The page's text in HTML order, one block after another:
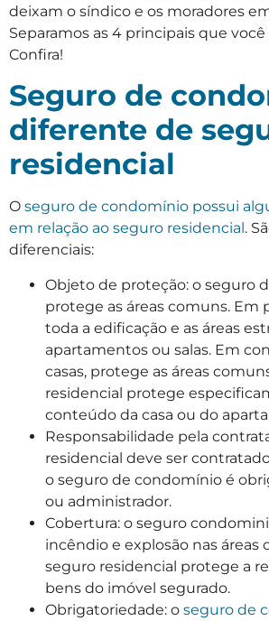
deixam o síndico e os moradores
Separamos as 4 principais que você
Confira!
Seguro de
diferente de
residencial
O seguro de condomínio possui
em relação ao seguro residencial .
diferenciais:
Objeto de proteção: o seguro
protege as áreas comuns. Em
toda a edificação e as áreas
apartamentos ou salas. Em
casas, protege as áreas
residencial protege
conteúdo da casa ou do
Responsabilidade pela
residencial deve ser
o seguro de condomínio é
ou administrador.
Cobertura: o seguro
incêndio e explosão nas áreas
seguro residencial protege a
bens do imóvel segurado.
Obrigatoriedade: o seguro de